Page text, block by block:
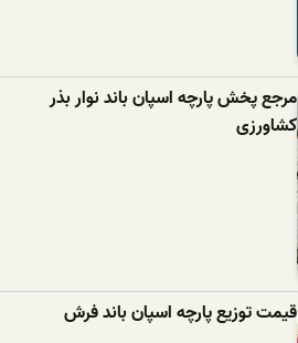
مرجع پخش پارچه اسپان باند نوار بذر
کشاورزی
قیمت توزیع پارچه اسپان باند فرش